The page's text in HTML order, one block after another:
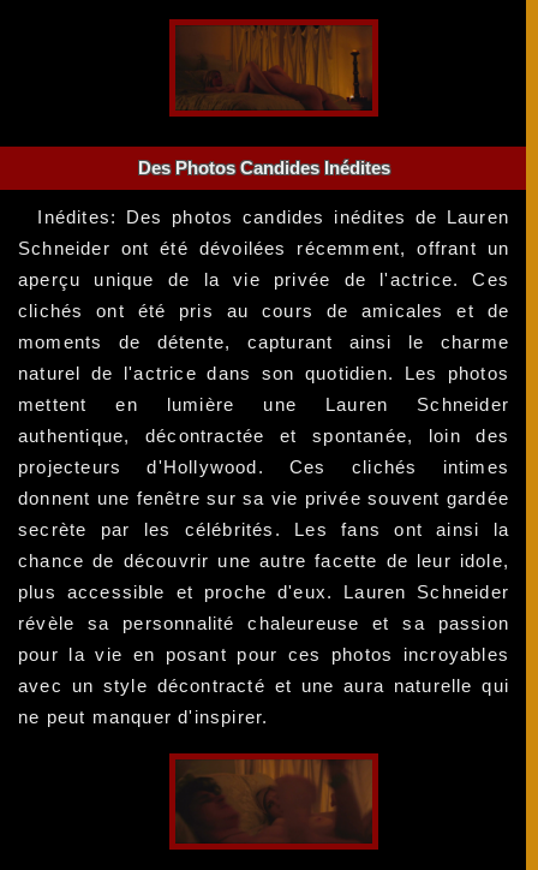
Des Photos Candides Inédites
Inédites: Des photos candides inédites de Lauren
Schneider ont été dévoilées récemment, offrant un
aperçu unique de la vie privée de l'actrice. Ces
clichés ont été pris au cours de amicales et de
moments de détente, capturant ainsi le charme
naturel de l'actrice dans son quotidien. Les photos
mettent en lumière une Lauren Schneider
authentique, décontractée et spontanée, loin des
projecteurs d'Hollywood. Ces clichés intimes
donnent une fenêtre sur sa vie privée souvent gardée
secrète par les célébrités. Les fans ont ainsi la
chance de découvrir une autre facette de leur idole,
plus accessible et proche d'eux. Lauren Schneider
révèle sa personnalité chaleureuse et sa passion
pour la vie en posant pour ces photos incroyables
avec un style décontracté et une aura naturelle qui
ne peut manquer d'inspirer.